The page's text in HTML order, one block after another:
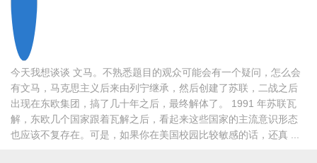
今天我想谈谈 文马。不熟悉题目的观众可能会有一个疑问，怎么会
有文马，马克思主义后来由列宁继承，然后创建了苏联，二战之后
出现在东欧集团，搞了几十年之后，最终解体了。 1991 年苏联瓦
解，东欧几个国家跟着瓦解之后，看起来这些国家的主流意识形态
也应该不复存在。可是，如果你在美国校园比较敏感的话，还真 ...